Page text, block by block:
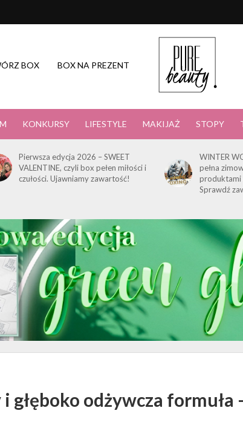
BOX BOX NA PREZENT
KONKURSY LIFESTYLE MAKIJAŻ STOPY
Pierwsza edycja 2026 – SWEET
VALENTINE, czyli box pełen miłości i
czułości. Ujawniamy zawartość!
WINTER
pełna
produktami
Sprawdź
odżywcza formuła